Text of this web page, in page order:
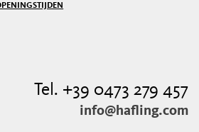
Tel. +39 0473 279 457
info@hafling.com